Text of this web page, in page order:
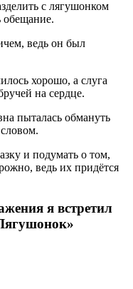
с лягушонком
обещание.
ведь он был
хорошо, а слуга
на сердце.
пыталась обмануть
и подумать о том,
ведь их придётся
я встретил